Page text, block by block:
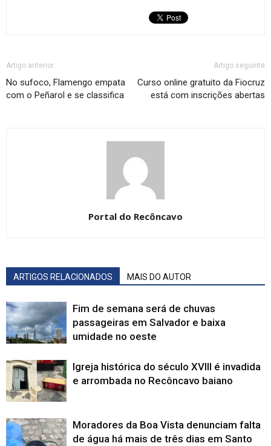
Artigo anterior
No sufoco, Flamengo empata
com o Peñarol e se classifica
Artigo seguinte
Curso online gratuito da Fiocruz
está com inscrições abertas
Portal do Recôncavo
ARTIGOS RELACIONADOS MAIS DO AUTOR
Fim de semana será de chuvas
passageiras em Salvador e baixa
umidade no oeste
Igreja histórica do século XVIII é invadida
e arrombada no Recôncavo baiano
Moradores da Boa Vista denunciam falta
de água há mais de três dias em Santo